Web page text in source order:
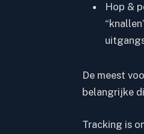
Hop &
De meest
belangrijke
Tracking is